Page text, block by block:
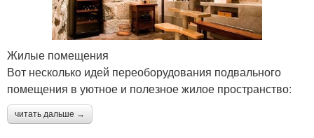
Жилые помещения
Вот несколько идей переоборудования подвального
помещения в уютное и полезное жилое пространство:
читать дальше →